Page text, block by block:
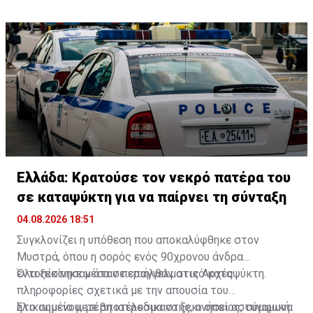
νωρίτερα, της οποίας δικαιούχος ήταν ο πατέρας του.
Εγκλημάτων Σπάρτης.
Ελλάδα: Κρατούσε τον νεκρό πατέρα του
σε καταψύκτη για να παίρνει τη σύνταξη
04.08.2026 18:51
Συγκλονίζει η υπόθεση που αποκαλύφθηκε στον
Μυστρά, όπου η σορός ενός 90χρονου άνδρα
εντοπίστηκε μέσα σε επαγγελματικό καταψύκτη.
Όλα ξεκίνησαν όταν περιήλθαν στις Αρχές
πληροφορίες σχετικά με την απουσία του
ηλικιωμένου, με αποτέλεσμα να ξεκινήσει αστυνομική
Στο σημείο μετέβη ιατροδικαστής, ο οποίος, σύμφωνα